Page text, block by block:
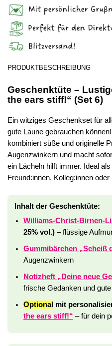
PRODUKTBESCHREIBUNG
Geschenktüte –
the ears stiff!“ (Set 6)
Ein witziges Geschenkset für
gute Laune gebrauchen
kombiniert süße und originelle
Augenzwinkern und macht
ein Lächeln hilft immer. Ideal
Freund:innen, Kolleg:innen oder
Inhalt der Geschenktüte:
Williams-Christ-Birnen-
25% vol.) – flüssige
Gummibärchen „Scheiß
Augenzwinkern
Notizheft „Deine neue
frische Gedanken und
Optional mit
the ears stiff!“ – für dein